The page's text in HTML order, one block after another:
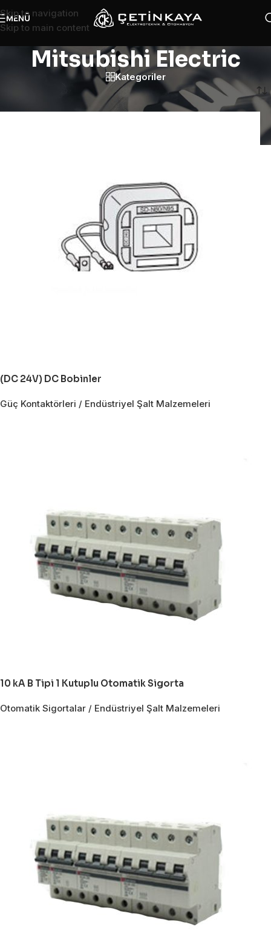
Skip to navigation
Skip to main content
MENÜ
Mitsubishi Electric
Kategoriler
Mitsubishi Electric
(DC 24V) DC Bobinler
Güç Kontaktörleri / Endüstriyel Şalt Malzemeleri
10 kA B Tipi 1 Kutuplu Otomatik Sigorta
Otomatik Sigortalar / Endüstriyel Şalt Malzemeleri